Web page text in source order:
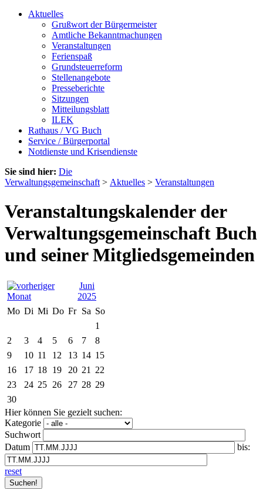
Aktuelles
Grußwort der Bürgermeister
Amtliche Bekanntmachungen
Veranstaltungen
Ferienspaß
Grundsteuerreform
Stellenangebote
Presseberichte
Sitzungen
Mitteilungsblatt
ILEK
Rathaus / VG Buch
Service / Bürgerportal
Notdienste und Krisendienste
Sie sind hier: Die
Verwaltungsgemeinschaft > Aktuelles > Veranstaltungen
Veranstaltungskalender der
Verwaltungsgemeinschaft Buch
und seiner Mitgliedsgemeinden
Juni
2025
Mo Di Mi Do Fr Sa So
1
2
3 4 5 6 7
8
9
10 11 12 13 14 15
16
17 18 19 20 21
22
23
24 25 26 27 28 29
30
Hier können Sie gezielt suchen:
Kategorie
Suchwort
Datum
bis:
reset